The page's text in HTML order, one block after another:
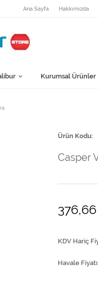
Ana Sayfa Hakkımızda
Kurumsal Ürünler
Ürün Kodu
Casper
376,66
KDV Hariç
Havale Fiyatı